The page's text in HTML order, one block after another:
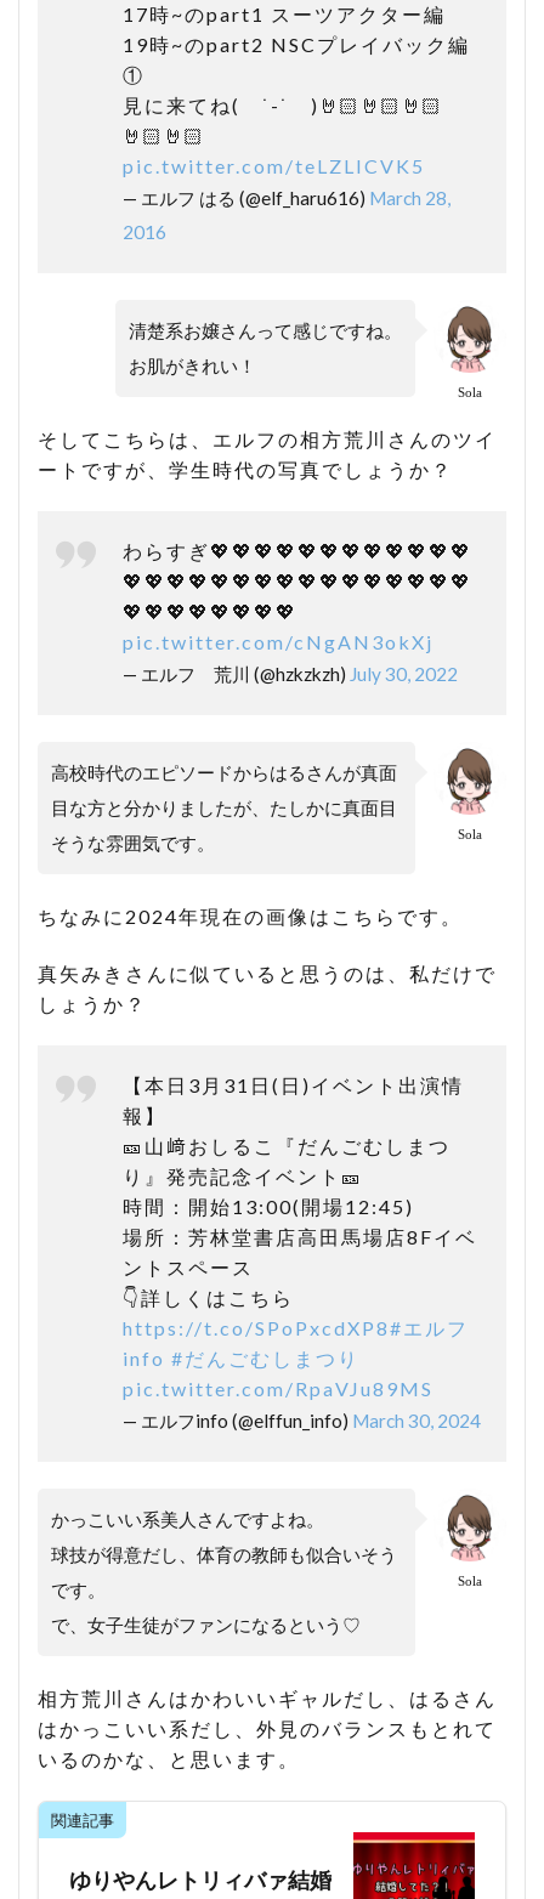
17時~のpart1 スーツアクター編
19時~のpart2 NSCプレイバック編
①
見に来てね( ˙-˙ )🤘🏻🤘🏻🤘🏻
🤘🏻🤘🏻
pic.twitter.com/teLZLICVK5
— エルフ はる (@elf_haru616) March 28,
2016
Sola
清楚系お嬢さんって感じですね。
お肌がきれい！
そしてこちらは、エルフの相方荒川さんのツイ
ートですが、学生時代の写真でしょうか？
わらすぎ💖💖💖💖💖💖💖💖💖💖💖💖
💖💖💖💖💖💖💖💖💖💖💖💖💖💖💖💖
💖💖💖💖💖💖💖💖
pic.twitter.com/cNgAN3okXj
— エルフ 荒川 (@hzkzkzh) July 30, 2022
Sola
高校時代のエピソードからはるさんが真面
目な方と分かりましたが、たしかに真面目
そうな雰囲気です。
ちなみに2024年現在の画像はこちらです。
真矢みきさんに似ていると思うのは、私だけで
しょうか？
【本日3月31日(日)イベント出演情
報】
🎫山﨑おしるこ『だんごむしまつ
り』発売記念イベント🎫
時間：開始13:00(開場12:45)
場所：芳林堂書店高田馬場店8Fイベ
ントスペース
👇詳しくはこちら
https://t.co/SPoPxcdXP8#エルフ
info #だんごむしまつり
pic.twitter.com/RpaVJu89MS
— エルフinfo (@elffun_info) March 30, 2024
Sola
かっこいい系美人さんですよね。
球技が得意だし、体育の教師も似合いそう
です。
で、女子生徒がファンになるという♡
相方荒川さんはかわいいギャルだし、はるさん
はかっこいい系だし、外見のバランスもとれて
いるのかな、と思います。
関連記事
ゆりやんレトリィバァ結婚